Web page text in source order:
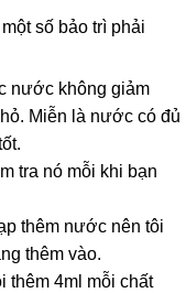
số bảo trì phải
nước không giảm
Miễn là nước có đủ
tra nó mỗi khi bạn
thêm nước nên tôi
thêm vào.
thêm 4ml mỗi chất